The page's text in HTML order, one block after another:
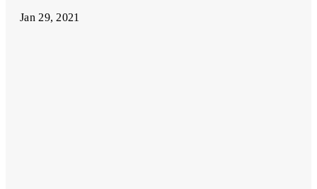
Jan 29, 2021